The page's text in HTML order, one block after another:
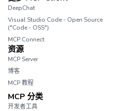
DeepChat
Visual Studio Code - Open Source
("Code - OSS")
MCP Connect
资源
MCP Server
博客
MCP 教程
MCP 分类
开发者工具